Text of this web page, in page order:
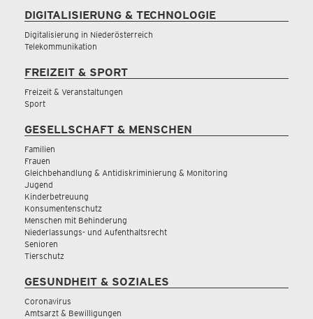
DIGITALISIERUNG & TECHNOLOGIE
Digitalisierung in Niederösterreich
Telekommunikation
FREIZEIT & SPORT
Freizeit & Veranstaltungen
Sport
GESELLSCHAFT & MENSCHEN
Familien
Frauen
Gleichbehandlung & Antidiskriminierung & Monitoring
Jugend
Kinderbetreuung
Konsumentenschutz
Menschen mit Behinderung
Niederlassungs- und Aufenthaltsrecht
Senioren
Tierschutz
GESUNDHEIT & SOZIALES
Coronavirus
Amtsarzt & Bewilligungen